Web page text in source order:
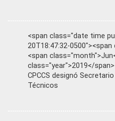
<span class="date time
20T18:47:32-
<span
class="year">2019</
CPCCS designó
Técnicos